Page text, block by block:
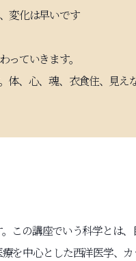
変化は早いです
っていきます。
体、心、魂、衣食住、見え
この講座でいう科学とは、
を中心とした西洋医学、